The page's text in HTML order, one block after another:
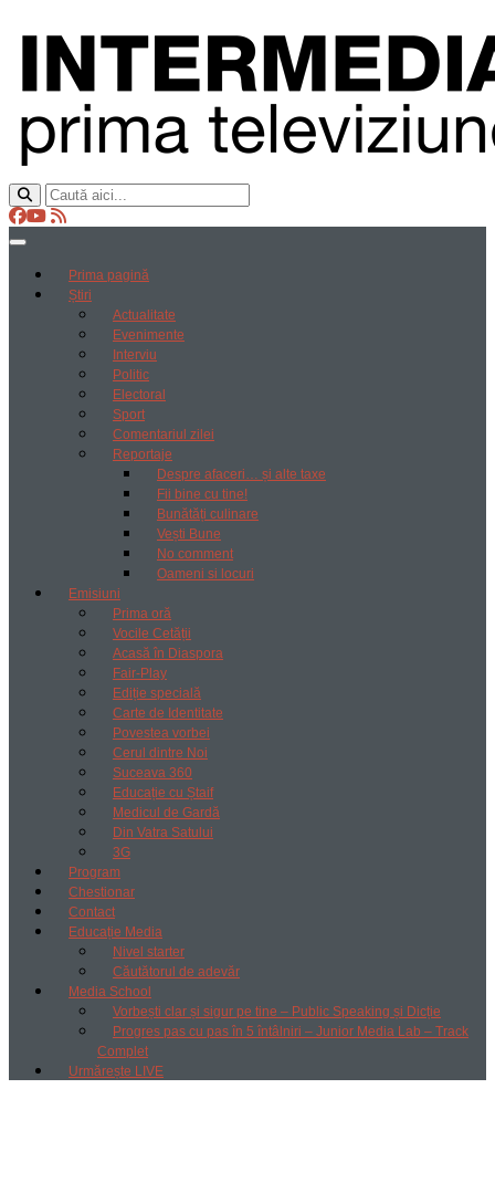
Prima pagină
Știri
Actualitate
Evenimente
Interviu
Politic
Electoral
Sport
Comentariul zilei
Reportaje
Despre afaceri… și alte taxe
Fii bine cu tine!
Bunătăți culinare
Vești Bune
No comment
Oameni si locuri
Emisiuni
Prima oră
Vocile Cetății
Acasă în Diaspora
Fair-Play
Ediție specială
Carte de Identitate
Povestea vorbei
Cerul dintre Noi
Suceava 360
Educație cu Ștaif
Medicul de Gardă
Din Vatra Satului
3G
Program
Chestionar
Contact
Educație Media
Nivel starter
Căutătorul de adevăr
Media School
Vorbești clar și sigur pe tine – Public Speaking și Dicție
Progres pas cu pas în 5 întâlniri – Junior Media Lab – Track
Complet
Urmărește LIVE